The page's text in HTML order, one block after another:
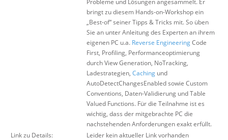
bringt zu diesem Hands-on-Workshop ein
„Best-of“ seiner Tipps & Tricks mit. So üben
Sie an unter Anleitung des Experten an ihrem
eigenen PC u.a. Reverse EngineeringCode
First, Profiling, Performanceoptimierung
durch View Generation, NoTracking,
Ladestrategien, Caching und
AutoDetectChangesEnabled sowie Custom
Conventions, Daten-Validierung und Table
Valued Functions. Für die Teilnahme ist es
wichtig, dass der mitgebrachte PC die
nachstehenden Anforderungen exakt erfüllt.
Link zu Details:
Leider kein aktueller Link vorhanden